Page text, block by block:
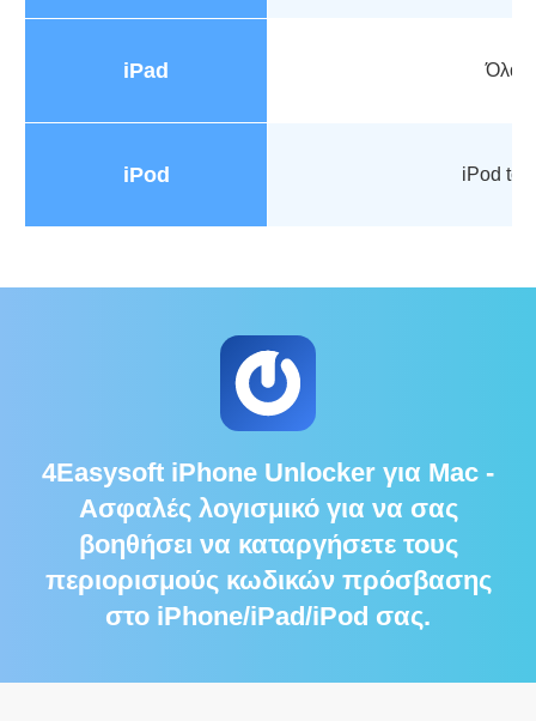
iPad Όλα
iPod iPod
4Easysoft iPhone Unlocker για Mac -
Ασφαλές λογισμικό για να σας
βοηθήσει να καταργήσετε τους
περιορισμούς κωδικών πρόσβασης
στο iPhone/iPad/iPod σας.